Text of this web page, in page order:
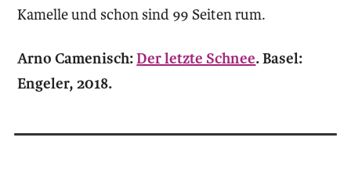
Kamelle und schon sind 99 Seiten rum.
Arno Camenisch:Der letzte Schnee. Basel:
Engeler, 2018.